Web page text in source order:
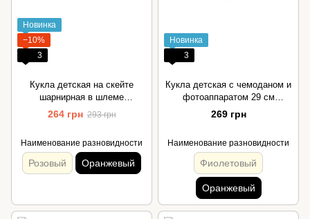
Новинка
−10%
3
Кукла детская на скейте
шарнирная в шлеме
оранжевая Defa
264 грн 293 грн
Наименование разновидности
Розовый Оранжевый
Новинка
3
Кукла детская с чемоданом и
фотоаппаратом 29 см
оранжевая Defa
269 грн
Наименование разновидности
Фиолетовый
Оранжевый